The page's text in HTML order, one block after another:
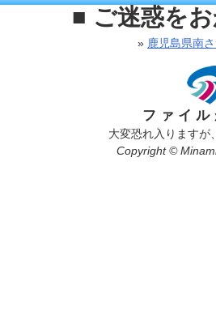
■ ご迷惑を
» 鹿児島県南
ファイ
大変恐れ入りますが
Copyright ©